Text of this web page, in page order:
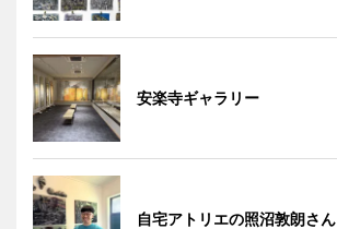
安楽寺ギャラリー
自宅アトリエの照沼敦朗さん